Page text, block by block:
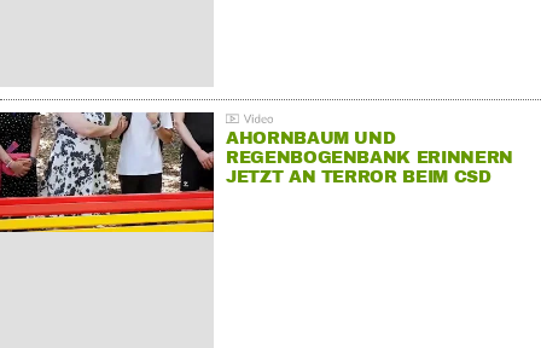
AHORNBAUM UND
REGENBOGENBANK ERINNERN
JETZT AN TERROR BEIM CSD